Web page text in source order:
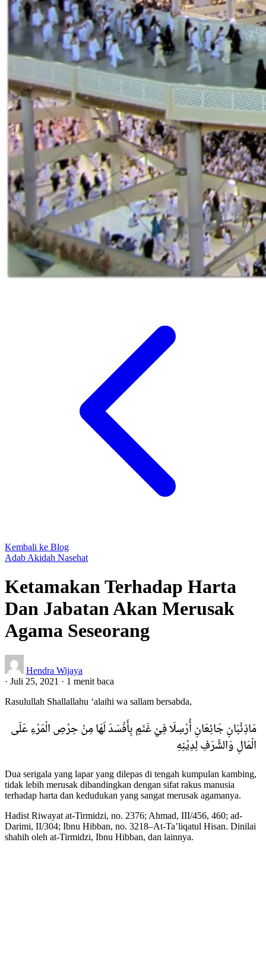
Kembali ke Blog
Adab Akidah Nasehat
Ketamakan Terhadap Harta
Dan Jabatan Akan Merusak
Agama Seseorang
Hendra Wijaya
· Juli 25, 2021 · 1 menit baca
Rasulullah Shallallahu ‘alaihi wa sallam bersabda,
مَاذِئْبَانِ جَائِعَانِ أُرْسِلَا فِيْ غَنَمٍ بِأَفْسَدَ لَهَا مِنْ حِرْصِ الْمَرْءِ عَلَى
الْمَالِ وَالشَّرَفِ لِدِيْنِهِ
Dua serigala yang lapar yang dilepas di tengah kumpulan kambing,
tidak lebih merusak dibandingkan dengan sifat rakus manusia
terhadap harta dan kedudukan yang sangat merusak agamanya.
Hadist Riwayat at-Tirmidzi, no. 2376; Ahmad, III/456, 460; ad-
Darimi, II/304; Ibnu Hibban, no. 3218–At-Ta’liqatul Hisan. Dinilai
shahih oleh at-Tirmidzi, Ibnu Hibban, dan lainnya.